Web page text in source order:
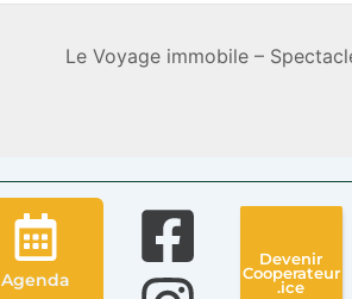
Le Voyage immobile –
Agenda
Devenir
Cooperateur
.ice